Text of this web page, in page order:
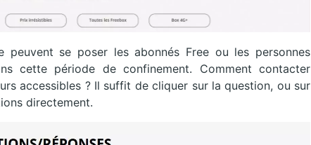
peuvent se poser les abonnés Free ou les personnes
cette période de confinement. Comment contacter
accessibles ? Il suffit de cliquer sur la question, ou sur
directement.